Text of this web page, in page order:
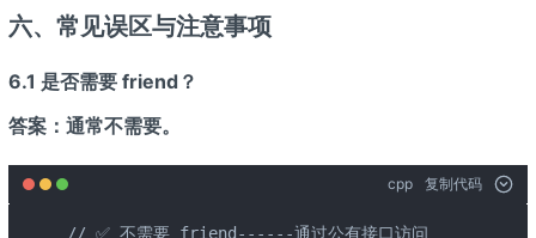
六、常见误区与注意事项
6.1 是否需要 friend？
答案：通常不需要。
cpp 复制代码
// ✅ 不需要 friend------通过公有接口访问